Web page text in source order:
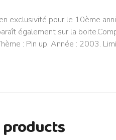
exclusivité pour le 10ème
également sur la
: Pin up. Année : 2003.
products